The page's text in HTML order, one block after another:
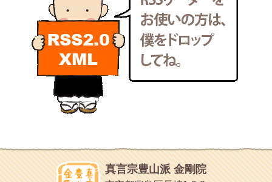
2011年5月
(15)
2011年4月(17)
2011年3月(15)
2011年2月
2011年1月(22)
2010年12月(21)
2010年11月
2010年10月(13)
(16)
2010年6月(18)
2010年5月(22)
2010年4月(25)
makotoさんの御符内巡礼記
東京の巡礼記です
POLYHEDON
いろいろなことが書いてあるよ
bunchan
あちこち行って！
目白鍼灸院
日本人の繊細な体質にあわせた、やさしく気持ちよい鍼灸治療で
ほうげん日記
放言じゃなくて和尚さんの名前だよ
面白いサイトみつけたよ。
真言宗豊山派 金剛院